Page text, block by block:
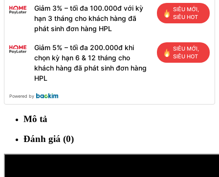
Giảm 3% – tối đa 100.000đ với kỳ
hạn 3 tháng cho khách hàng đã
phát sinh đơn hàng HPL
SIÊU MỚI,
SIÊU HOT
Giảm 5% – tối đa 200.000đ khi
chọn kỳ hạn 6 & 12 tháng cho
khách hàng đã phát sinh đơn hàng
HPL
SIÊU MỚI,
SIÊU HOT
Powered by
Mô tả
Đánh giá (0)